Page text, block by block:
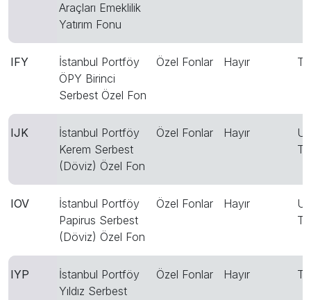
Araçları Emeklilik
Yatırım Fonu
IFY
İstanbul Portföy
ÖPY Birinci
Serbest Özel Fon
Özel Fonlar Hayır
IJK
İstanbul Portföy
Kerem Serbest
(Döviz) Özel Fon
Özel Fonlar Hayır
IOV
İstanbul Portföy
Papirus Serbest
(Döviz) Özel Fon
Özel Fonlar Hayır
IYP
İstanbul Portföy
Yıldız Serbest
Özel Fonlar Hayır